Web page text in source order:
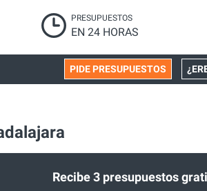
PRESUPUESTOS
EN 24 HORAS
PIDE PRESUPUESTOS
Recibe 3 presupuestos